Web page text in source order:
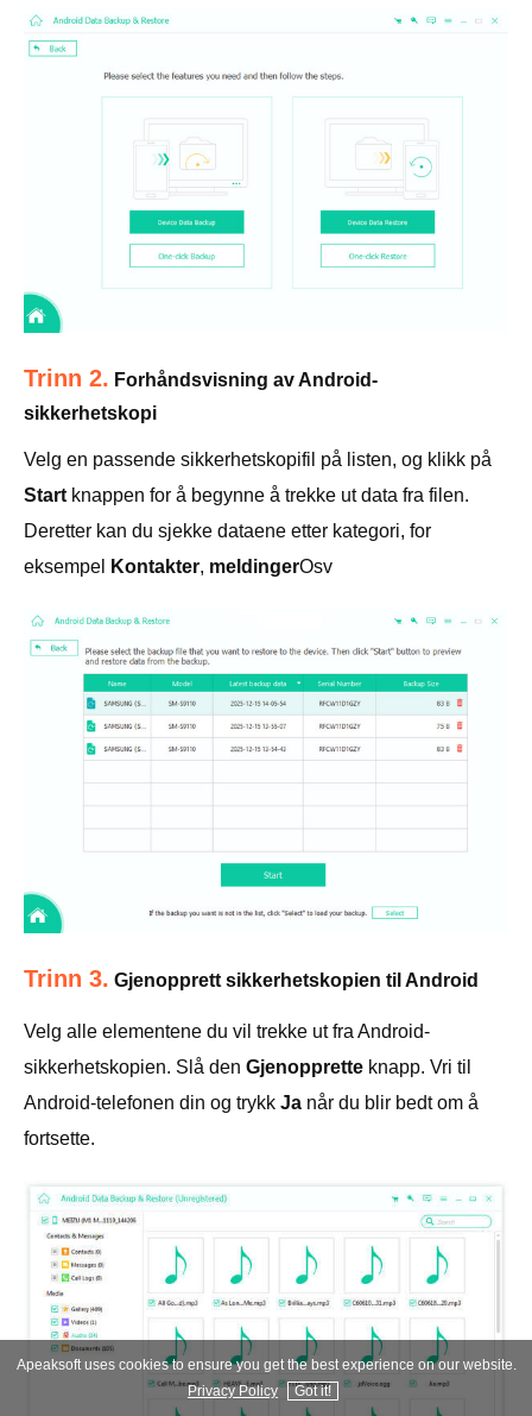
Trinn 2. Forhåndsvisning av Android-
sikkerhetskopi
Velg en passende sikkerhetskopifil på listen, og klikk på
Start knappen for å begynne å trekke ut data fra filen.
Deretter kan du sjekke dataene etter kategori, for
eksempel
Kontakter, meldingerOsv
Trinn 3. Gjenopprett sikkerhetskopien til Android
Velg alle elementene du vil trekke ut fra Android-
sikkerhetskopien. Slå den Gjenopprette knapp. Vri til
Android-telefonen din og trykk Ja når du blir bedt om å
fortsette.
Apeaksoft uses cookies to ensure you get the best experience on our website.
Privacy Policy
Got it!